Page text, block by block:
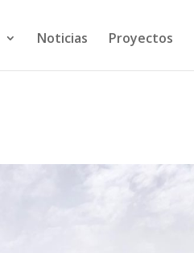
Noticias Proyectos